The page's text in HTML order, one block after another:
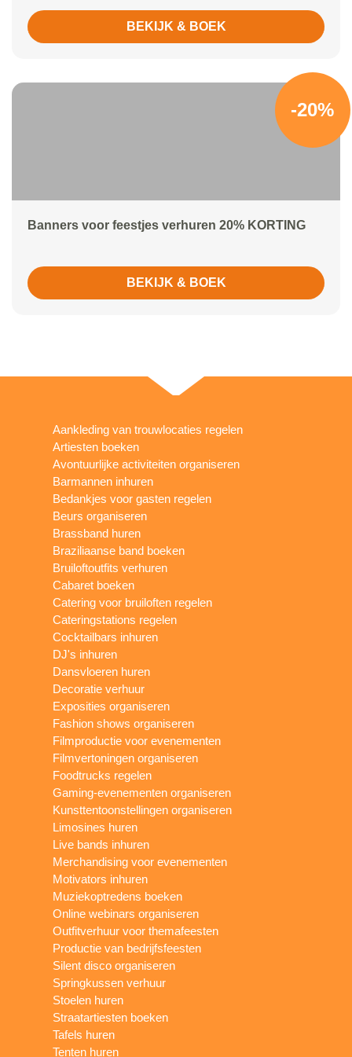
BEKIJK & BOEK
-20%
Banners voor feestjes verhuren 20% KORTING
BEKIJK & BOEK
Aankleding van trouwlocaties regelen
Artiesten boeken
Avontuurlijke activiteiten organiseren
Barmannen inhuren
Bedankjes voor gasten regelen
Beurs organiseren
Brassband huren
Braziliaanse band boeken
Bruiloftoutfits verhuren
Cabaret boeken
Catering voor bruiloften regelen
Cateringstations regelen
Cocktailbars inhuren
DJ's inhuren
Dansvloeren huren
Decoratie verhuur
Exposities organiseren
Fashion shows organiseren
Filmproductie voor evenementen
Filmvertoningen organiseren
Foodtrucks regelen
Gaming-evenementen organiseren
Kunsttentoonstellingen organiseren
Limosines huren
Live bands inhuren
Merchandising voor evenementen
Motivators inhuren
Muziekoptredens boeken
Online webinars organiseren
Outfitverhuur voor themafeesten
Productie van bedrijfsfeesten
Silent disco organiseren
Springkussen verhuur
Stoelen huren
Straatartiesten boeken
Tafels huren
Tenten huren